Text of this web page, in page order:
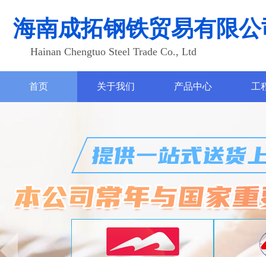
海南成拓钢铁贸易有限
Hainan Chengtuo Steel Trade Co., Ltd
首页 关于我们 产品中心 工